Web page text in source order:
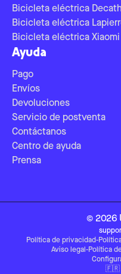
Bicicleta eléctrica
Bicicleta eléctrica
Bicicleta eléctrica Xiaomi
Ayuda
Pago
Envíos
Devoluciones
Servicio de postventa
Contáctanos
Centro de ayuda
Prensa
© 2026
Política de privacidad-
Aviso legal -Política
🇫🇷